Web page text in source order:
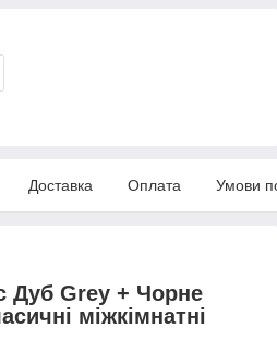
Доставка Оплата Умови
Дуб Grey + Чорне
міжкімнатні